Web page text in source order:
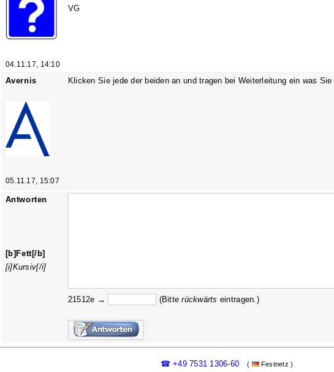
04.11.17, 14:10
VG
Avernis
05.11.17, 15:07
Klicken Sie jede der beiden an und tragen bei Weiterleitung ein was Sie
Antworten
[b]Fett[/b]
[i]Kursiv[/i]
21512e → (Bitterückwärts eintragen.)
☎ +49 7531 1306-60 ( Festnetz )